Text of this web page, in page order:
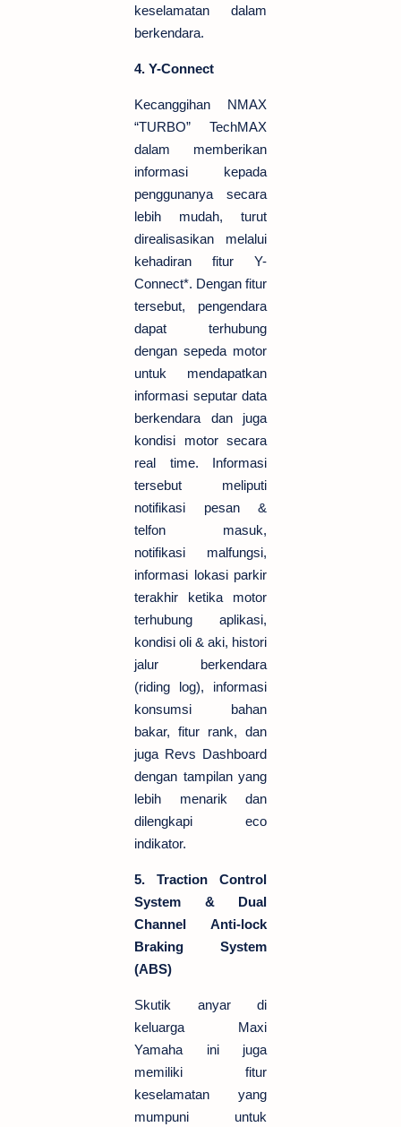
keselamatan dalam
berkendara.
4. Y-Connect
Kecanggihan NMAX
“TURBO” TechMAX
dalam memberikan
informasi kepada
penggunanya secara
lebih mudah, turut
direalisasikan melalui
kehadiran fitur Y-
Connect*. Dengan fitur
tersebut, pengendara
dapat terhubung
dengan sepeda motor
untuk mendapatkan
informasi seputar data
berkendara dan juga
kondisi motor secara
real time. Informasi
tersebut meliputi
notifikasi pesan &
telfon masuk,
notifikasi malfungsi,
informasi lokasi parkir
terakhir ketika motor
terhubung aplikasi,
kondisi oli & aki, histori
jalur berkendara
(riding log), informasi
konsumsi bahan
bakar, fitur rank, dan
juga Revs Dashboard
dengan tampilan yang
lebih menarik dan
dilengkapi eco
indikator.
5. Traction Control
System & Dual
Channel Anti-lock
Braking System
(ABS)
Skutik anyar di
keluarga Maxi
Yamaha ini juga
memiliki fitur
keselamatan yang
mumpuni untuk